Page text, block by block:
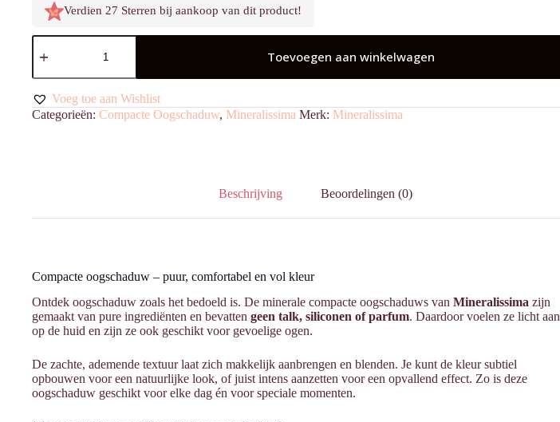
Verdien 27 Sterren bij aankoop van dit product!
Oogschaduw
Parade
Toevoegen aan winkelwagen
Voeg toe aan Wishlist
Categorieën: Compacte Oogschaduw, Mineralissima Merk: Mineralissima
Beschrijving Beoordelingen (0)
Compacte oogschaduw – puur, comfortabel en vol kleur
Ontdek oogschaduw zoals het bedoeld is. De minerale compacte oogschaduws van Mineralissima zijn
gemaakt van pure ingrediënten en bevatten geen talk, siliconen of parfum. Daardoor voelen ze licht aan
op de huid en zijn ze ook geschikt voor gevoelige ogen.
De zachte, ademende textuur laat zich makkelijk aanbrengen en blenden. Je kunt de kleur subtiel
opbouwen voor een natuurlijke look, of juist intens aanzetten voor een opvallend effect. Zo is deze
oogschaduw geschikt voor elke dag én voor speciale momenten.